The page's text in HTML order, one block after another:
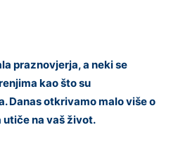
praznovjerja, a neki se
kao što su
Danas otkrivamo malo više o
na vaš život.